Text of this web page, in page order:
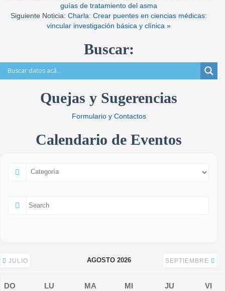
guías de tratamiento del asma
Siguiente Noticia: Charla: Crear puentes en ciencias médicas:
vincular investigación básica y clínica »
Buscar:
Quejas y Sugerencias
Formulario y Contactos
Calendario de Eventos
JULIO AGOSTO 2026 SEPTIEMBRE
DO LU MA MI JU VI